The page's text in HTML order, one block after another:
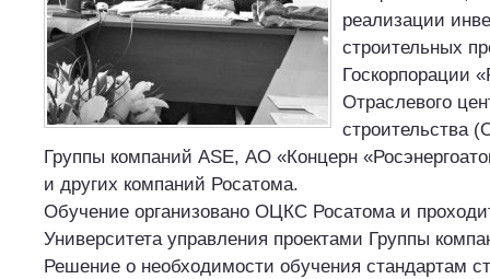
реализации
строительных
Госкорпорации
Отраслевого
строительства
Группы компаний ASE, АО «Концерн
и других компаний Росатома.
Обучение организовано ОЦКС Росатома и
Университета управления проектами Группы
Решение о необходимости обучения стандартам